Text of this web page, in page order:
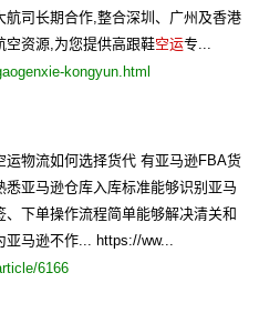
航司长期合作,整合深圳、广州及香港
空资源,为您提供高跟鞋空运专...
kongyun.html
运物流如何选择货代 有亚马逊FBA货
悉亚马逊仓库入库标准能够识别亚马
、下单操作流程简单能够解决清关和
亚马逊不作... https://ww...
6166